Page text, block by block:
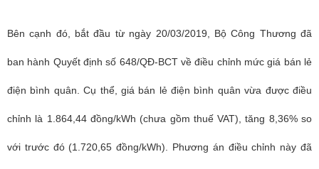
Bên cạnh đó, bắt đầu từ ngày 20/03/2019, Bộ Công Thương đã
ban hành Quyết định số 648/QĐ-BCT về điều chỉnh mức giá bán lẻ
điện bình quân. Cụ thể, giá bán lẻ điện bình quân vừa được điều
chỉnh là 1.864,44 đồng/kWh (chưa gồm thuế VAT), tăng 8,36% so
với trước đó (1.720,65 đồng/kWh). Phương án điều chỉnh này đã